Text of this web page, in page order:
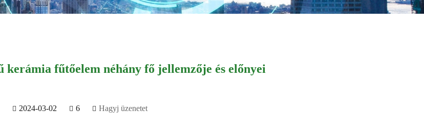
kerámia fűtőelem néhány fő jellemzője és előnyei
2024-03-02 6 Hagyj üzenetet